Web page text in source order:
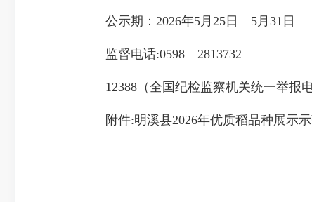
公示期：2026年5月25日—5月31日
监督电话:0598—2813732
12388（全国纪检监察机关统一举报电
附件:明溪县2026年优质稻品种展示示